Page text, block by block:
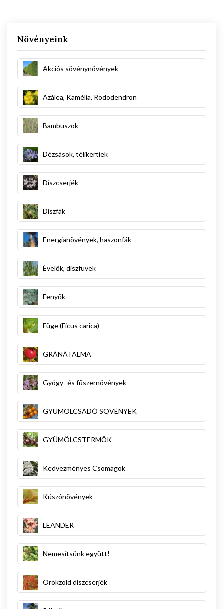
Növényeink
Akciós sövénynövények
Azálea, Kamélia, Rododendron
Bambuszok
Dézsások, télikertiek
Díszcserjék
Díszfák
Energianövények, haszonfák
Évelők, díszfüvek
Fenyők
Füge (Ficus carica)
GRÁNÁTALMA
Gyógy- és fűszernövények
GYÜMÖLCSADÓ SÖVÉNYEK
GYÜMÖLCSTERMŐK
Kedvezményes Csomagok
Kúszónövények
LEANDER
Nemesítsünk együtt!
Örökzöld díszcserjék